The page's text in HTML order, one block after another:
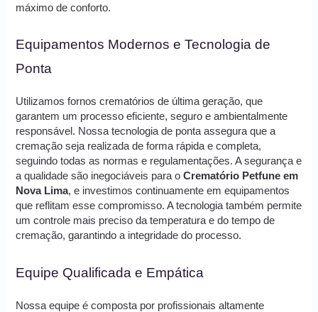
máximo de conforto.
Equipamentos Modernos e Tecnologia de
Ponta
Utilizamos fornos crematórios de última geração, que
garantem um processo eficiente, seguro e ambientalmente
responsável. Nossa tecnologia de ponta assegura que a
cremação seja realizada de forma rápida e completa,
seguindo todas as normas e regulamentações. A segurança e
a qualidade são inegociáveis para oCrematório Petfune em
Nova Lima, e investimos continuamente em equipamentos
que reflitam esse compromisso. A tecnologia também permite
um controle mais preciso da temperatura e do tempo de
cremação, garantindo a integridade do processo.
Equipe Qualificada e Empática
Nossa equipe é composta por profissionais altamente